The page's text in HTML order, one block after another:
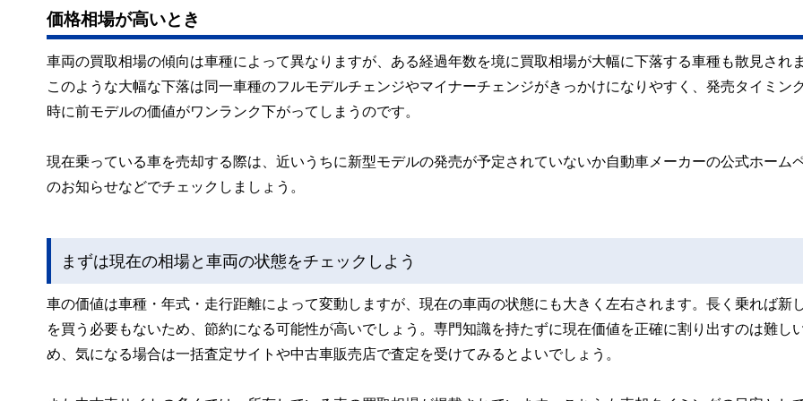
価格相場が高いとき
車両の買取相場の傾向は車種によって異なりますが、ある経過年数を境に買取相場が大幅に下落する車種も散見されま
このような大幅な下落は同一車種のフルモデルチェンジやマイナーチェンジがきっかけになりやすく、発売タイミン
時に前モデルの価値がワンランク下がってしまうのです。
現在乗っている車を売却する際は、近いうちに新型モデルの発売が予定されていないか自動車メーカーの公式ホーム
のお知らせなどでチェックしましょう。
まずは現在の相場と車両の状態をチェックしよう
車の価値は車種・年式・走行距離によって変動しますが、現在の車両の状態にも大きく左右されます。長く乗れば新
を買う必要もないため、節約になる可能性が高いでしょう。専門知識を持たずに現在価値を正確に割り出すのは難し
め、気になる場合は一括査定サイトや中古車販売店で査定を受けてみるとよいでしょう。